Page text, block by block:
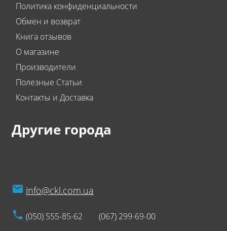
Политика конфиденциальности
Обмен и возврат
Книга отзывов
О магазине
Производители
Полезные Статьи
Контакты и Доставка
Другие города
info@ckl.com.ua
(050) 555-85-62 (067) 299-69-00